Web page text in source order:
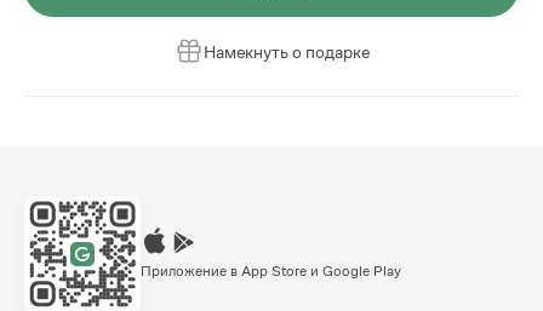
Намекнуть о подарке
Приложение в App Store и Google Play